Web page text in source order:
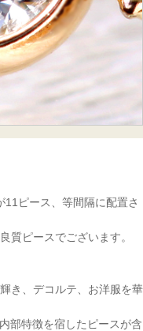
11ピース、等間隔に配置さ
質ピースでございます。
き、デコルテ、お洋服を華
部特徴を宿したピースが含